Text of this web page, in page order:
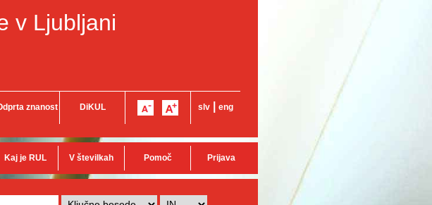
v Ljubljani
znanost DiKUL slv eng
Kaj je RUL V številkah Pomoč Prijava